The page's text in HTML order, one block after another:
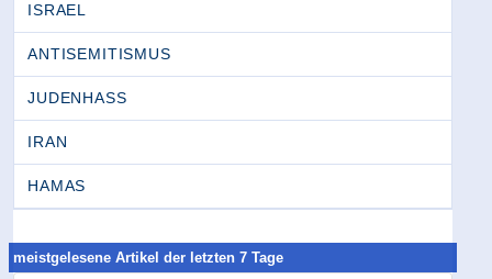
ISRAEL
ANTISEMITISMUS
JUDENHASS
IRAN
HAMAS
meistgelesene Artikel der letzten 7 Tage